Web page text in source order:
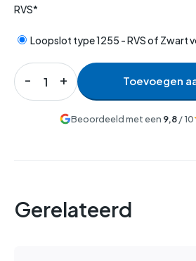
RVS*
Loopslot type 1255 - RVS of Zwart
Toevoegen
Beoordeeld met een 9,8/ 10
Gerelateerd